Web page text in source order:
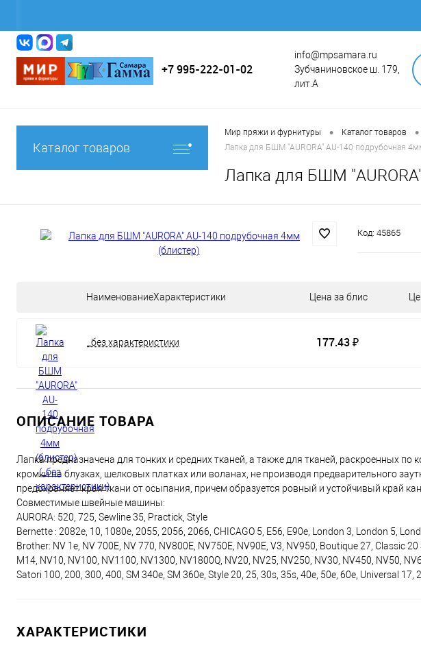
+7 995-222-01-02
info@mpsamara.ru
Зубчаниновское ш. 179,
лит.А
Каталог товаров
Мир пряжи и фурнитуры • Каталог товаров •
Лапка для БШМ "AURORA" AU-140 подрубочная
Лапка для БШМ
Код: 45865
НаименованиеХарактеристики Цена за блис
_без характеристики 177.43 ₽
ОПИСАНИЕ ТОВАРА
Лапка предназначена для тонких и средних тканей, а также для тканей, раскроенных
кромки на блузках, шелковых платках или воланах, не производя предварительного
предохраняет края ткани от осыпания, причем образуется ровный и устойчивый край
Совместимые швейные машины:
AURORA: 520, 725, Sewline 35, Practick, Style
Bernette : 2082e, 10, 1080e, 2055, 2056, 2066, CHICAGO 5, E56, E90e, London 3, London 5,
Brother: NV 1e, NV 700E, NV 770, NV800E, NV750E, NV90E, V3, NV950, Boutique 27, Classic
M14, NV10, NV100, NV1100, NV1300, NV1800Q, NV20, NV25, NV250, NV30, NV450, NV50,
Satori 100, 200, 300, 400, SM 340e, SM 360e, Style 20, 25, 30s, 35s, 40e, 50e, 60e, Universal
ХАРАКТЕРИСТИКИ